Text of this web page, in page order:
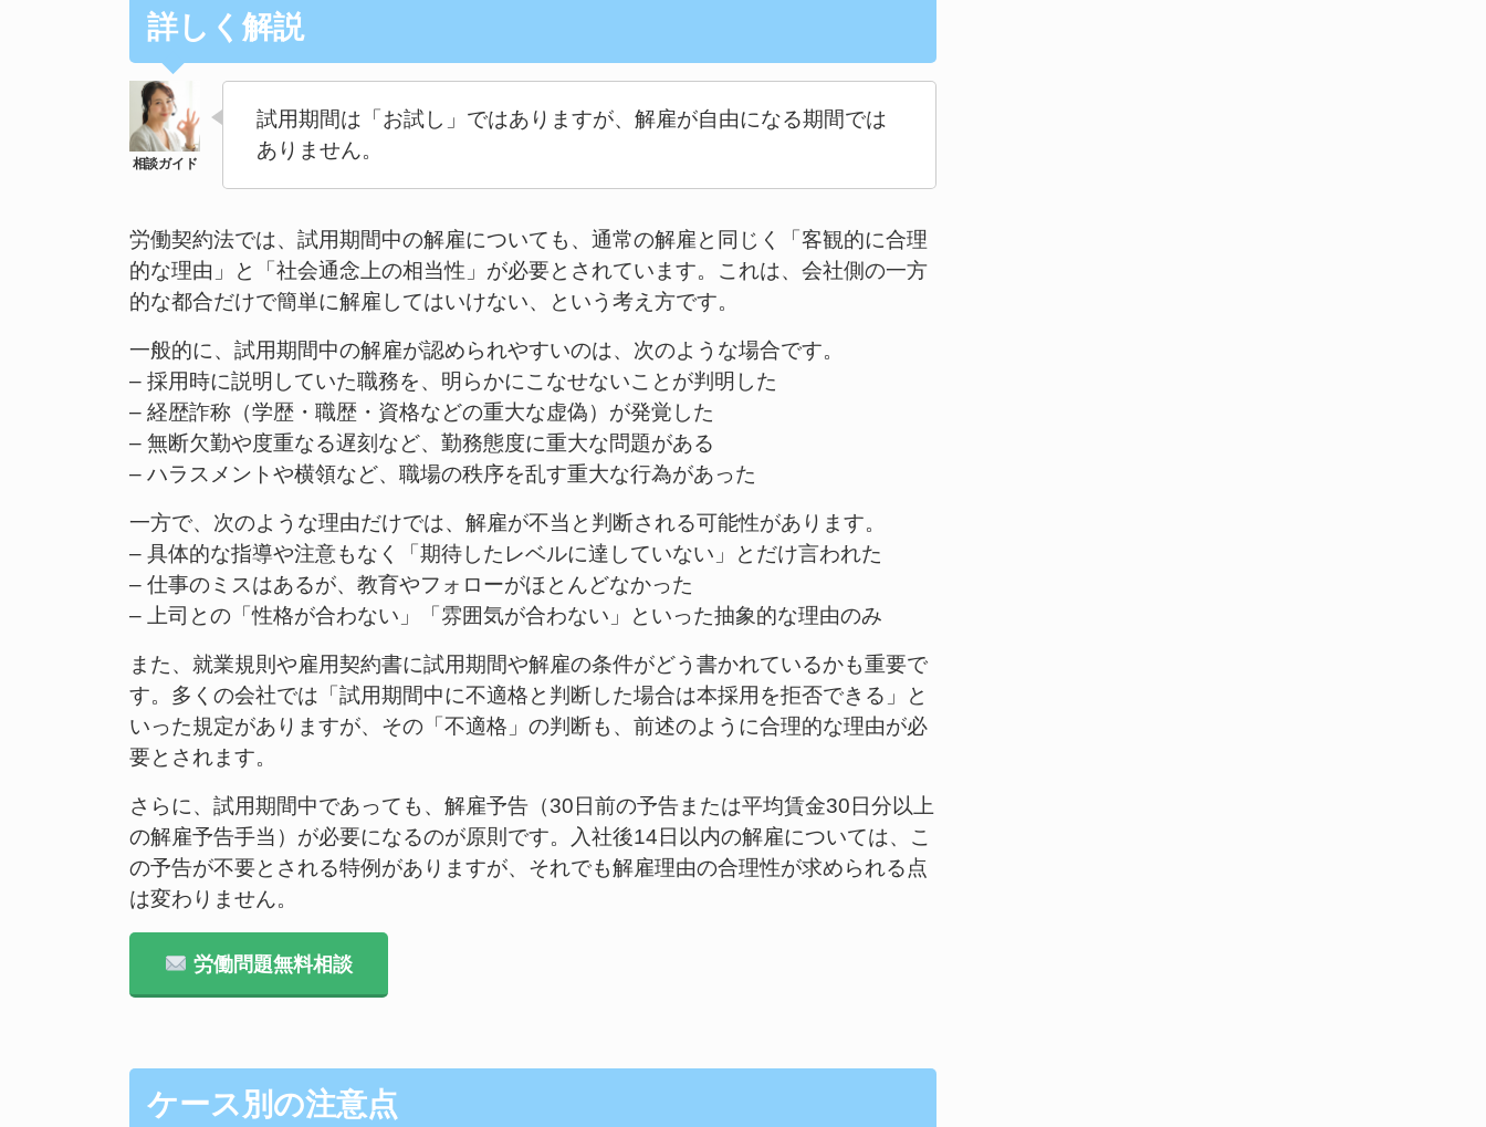
詳しく解説
試用期間は「お試し」ではありますが、解雇が自由になる期間では
ありません。
労働契約法では、試用期間中の解雇についても、通常の解雇と同じく「客観的に合理
的な理由」と「社会通念上の相当性」が必要とされています。これは、会社側の一方
的な都合だけで簡単に解雇してはいけない、という考え方です。
一般的に、試用期間中の解雇が認められやすいのは、次のような場合です。
– 採用時に説明していた職務を、明らかにこなせないことが判明した
– 経歴詐称（学歴・職歴・資格などの重大な虚偽）が発覚した
– 無断欠勤や度重なる遅刻など、勤務態度に重大な問題がある
– ハラスメントや横領など、職場の秩序を乱す重大な行為があった
一方で、次のような理由だけでは、解雇が不当と判断される可能性があります。
– 具体的な指導や注意もなく「期待したレベルに達していない」とだけ言われた
– 仕事のミスはあるが、教育やフォローがほとんどなかった
– 上司との「性格が合わない」「雰囲気が合わない」といった抽象的な理由のみ
また、就業規則や雇用契約書に試用期間や解雇の条件がどう書かれているかも重要で
す。多くの会社では「試用期間中に不適格と判断した場合は本採用を拒否できる」と
いった規定がありますが、その「不適格」の判断も、前述のように合理的な理由が必
要とされます。
さらに、試用期間中であっても、解雇予告（30日前の予告または平均賃金30日分以上
の解雇予告手当）が必要になるのが原則です。入社後14日以内の解雇については、こ
の予告が不要とされる特例がありますが、それでも解雇理由の合理性が求められる点
は変わりません。
労働問題無料相談
ケース別の注意点